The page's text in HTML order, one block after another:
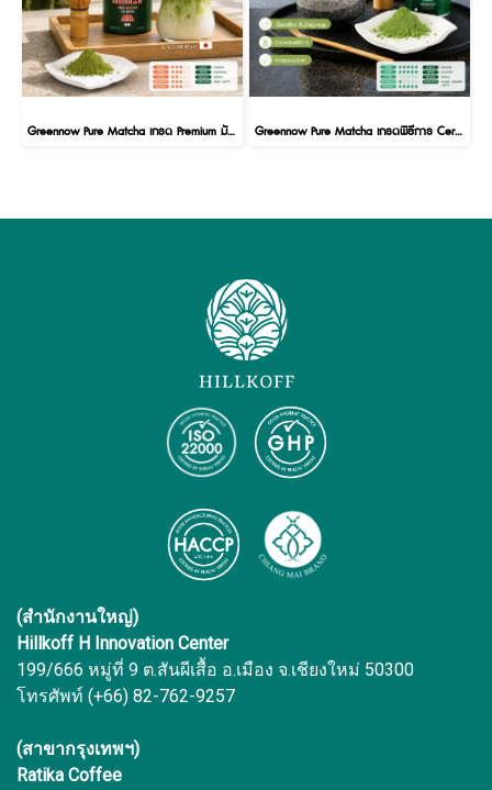
Greennow Pure Matcha เกรด Premium มัทฉะบริสุทธิ์ ชาเขียวมัทฉะ พรีเมี่ยม แท้ 100% Greennow Pure Matcha เกรดพิธีการ Ceremonial มัทฉะบริสุทธิ์ ชาเขียวมัทฉะ พรีเมี่ยม แท้ 100%
(สำนักงานใหญ่)
Hillkoff H Innovation Center
199/666 หมู่ที่ 9 ต.สันผีเสื้อ อ.เมือง จ.เชียงใหม่ 50300
โทรศัพท์ (+66) 82-762-9257
(สาขากรุงเทพฯ)
Ratika Coffee